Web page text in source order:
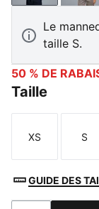
Le
taille S.
50 % DE
Taille
Taille
XS S
GUIDE DES